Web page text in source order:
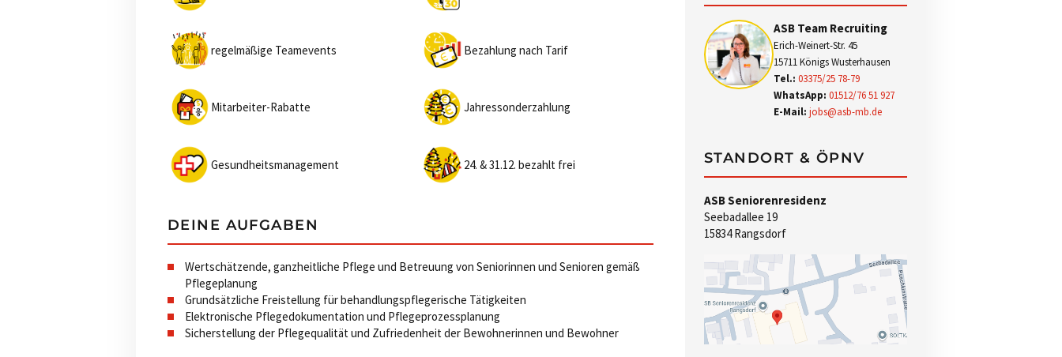
regelmäßige Teamevents Bezahlung nach Tarif
Mitarbeiter-Rabatte Jahressonderzahlung
Gesundheitsmanagement 24. & 31.12. bezahlt frei
DEINE AUFGABEN
Wertschätzende, ganzheitliche Pflege und Betreuung von Seniorinnen und Senioren gemäß
Pflegeplanung
Grundsätzliche Freistellung für behandlungspflegerische Tätigkeiten
Elektronische Pflegedokumentation und Pflegeprozessplanung
Sicherstellung der Pflegequalität und Zufriedenheit der Bewohnerinnen und Bewohner
ASB Team Recruiting
Erich-Weinert-Str. 45
15711 Königs Wusterhausen
Tel.: 03375/25 78-79
WhatsApp: 01512/76 51 927
E-Mail: jobs@asb-mb.de
STANDORT & ÖPNV
ASB Seniorenresidenz
Seebadallee 19
15834 Rangsdorf